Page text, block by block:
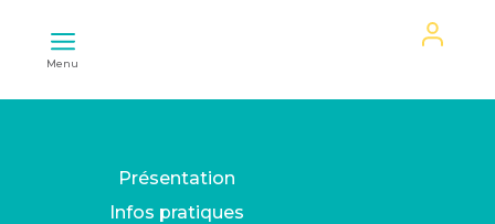
Menu
Présentation
Infos pratiques